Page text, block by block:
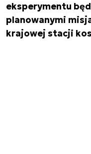
eksperymentu
planowanymi
krajowej stacji